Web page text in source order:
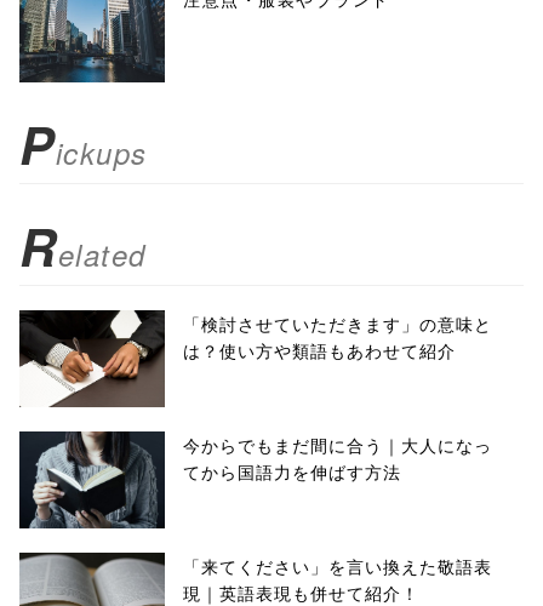
toolbar=no,
scrollbars=yes'
false;"> シェア
Pickups
Related
「検討させていただきます」の意味と
は？使い方や類語もあわせて紹介
今からでもまだ間に合う｜大人になっ
てから国語力を伸ばす方法
「来てください」を言い換えた敬語表
現｜英語表現も併せて紹介！